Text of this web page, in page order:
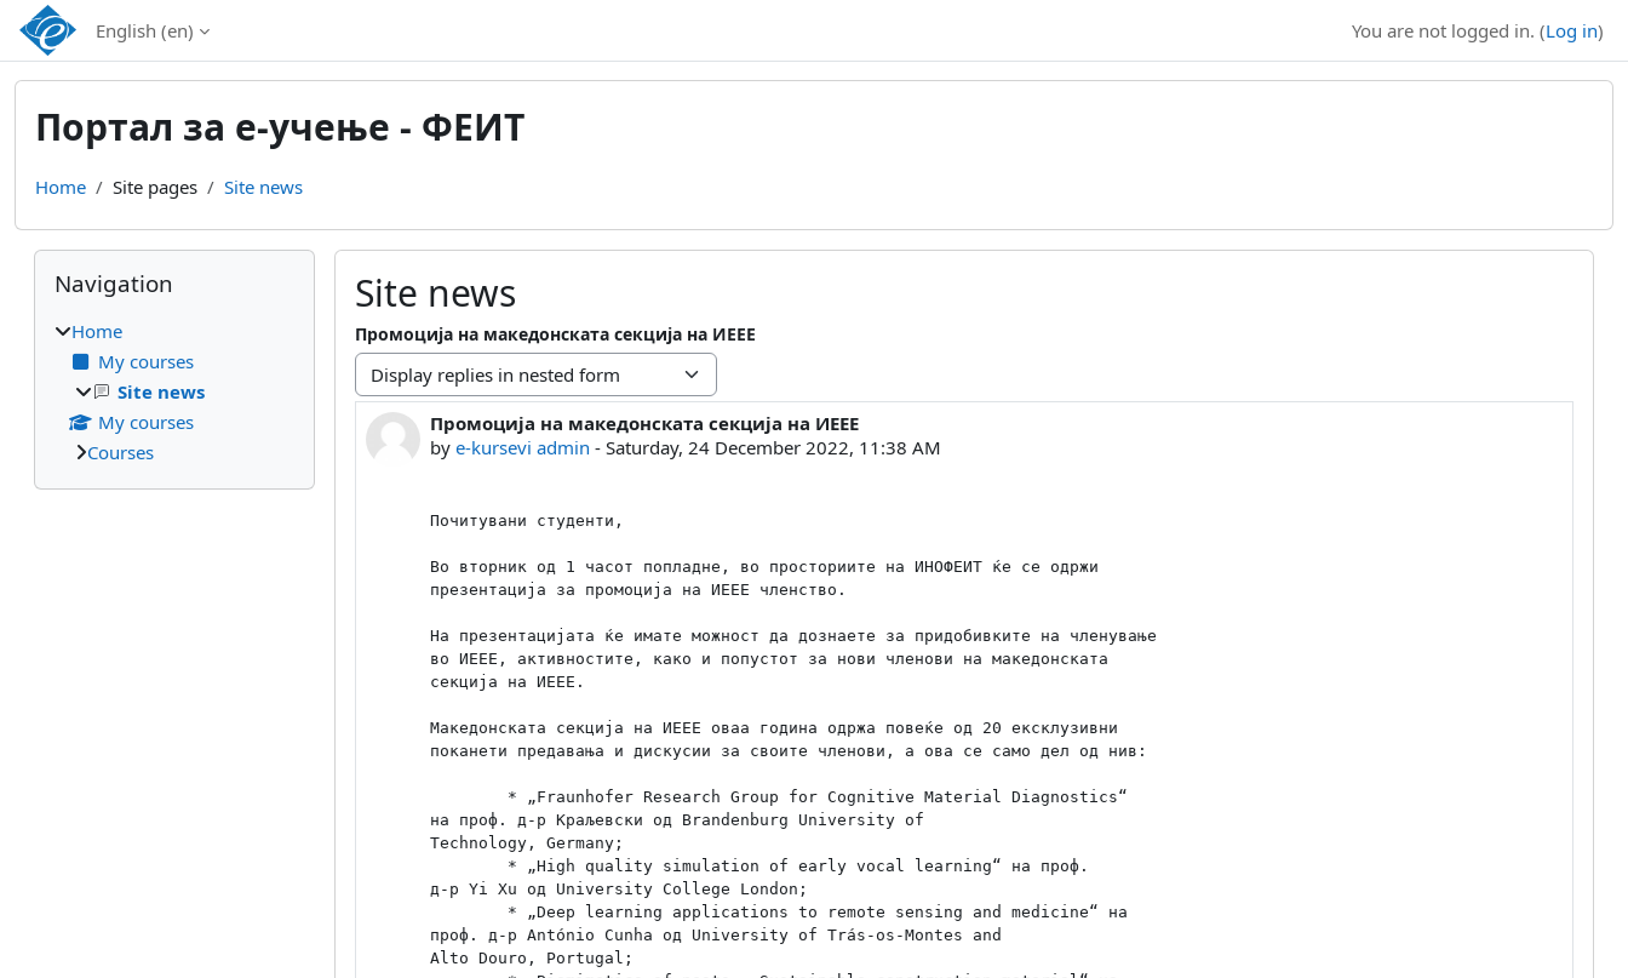
Skip to main content
English ‎(en)‎ You are not logged in. (Log in)
Портал за е-учење - ФЕИТ
Home Site pages Site news
Site news
Промоција на македонската секција на ИЕЕЕ
Display mode
Промоција на македонската секција на ИЕЕЕ
by e-kursevi admin - Saturday, 24 December 2022, 11:38 AM
Number of replies: 0
Почитувани студенти,
Во вторник од 1 часот попладне, во просториите на ИНОФЕИТ ќе се одржи
презентација за промоција на ИЕЕЕ членство.
На презентацијата ќе имате можност да дознаете за придобивките на членување
во ИЕЕЕ, активностите, како и попустот за нови членови на македонската
секција на ИЕЕЕ.
Македонската секција на ИЕЕЕ оваа година одржа повеќе од 20 ексклузивни
поканети предавања и дискусии за своите членови, а ова се само дел од нив:
на проф. д-р Краљевски од Brandenburg University of
Technology, Germany;
д-р Yi Xu од University College London;
проф. д-р António Cunha од University of Trás-os-Montes and
Alto Douro, Portugal;
Blocks
Skip Navigation
Navigation
Home
My courses
Site news
My courses
Courses